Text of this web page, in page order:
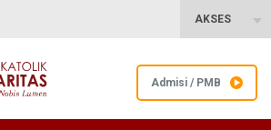
AKSES
Admisi / PMB